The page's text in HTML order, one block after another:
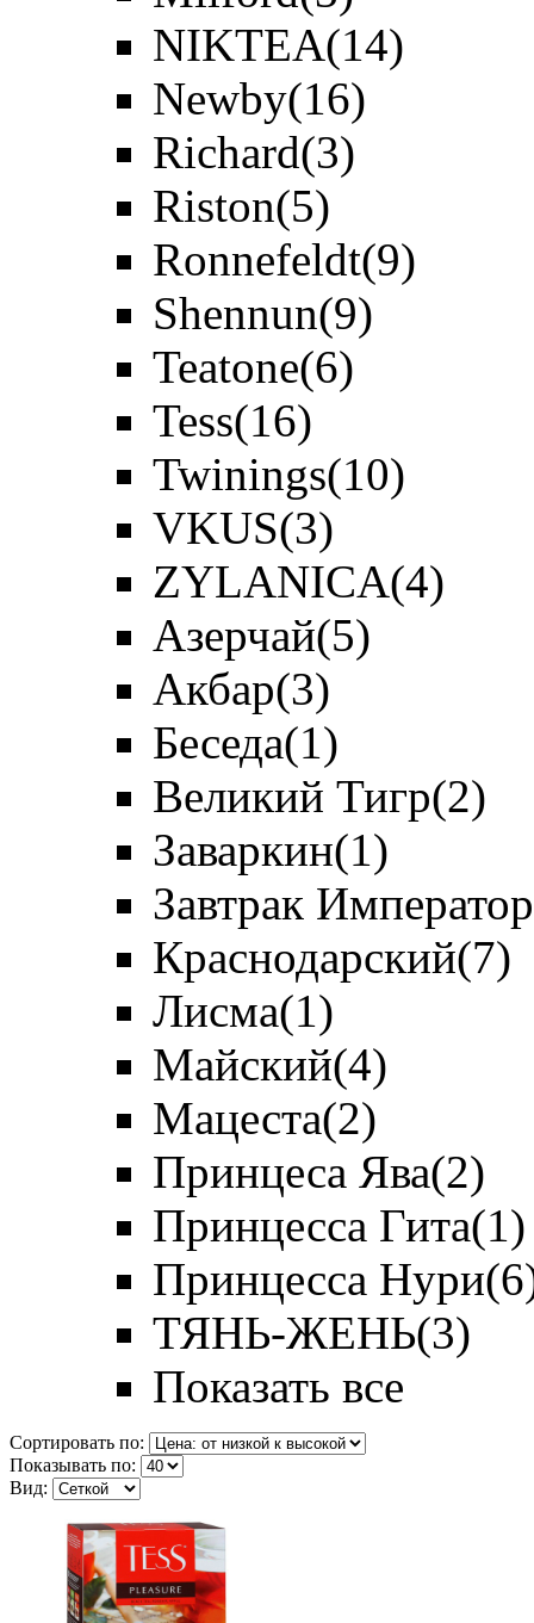
NIKTEA(14)
Newby(16)
Richard(3)
Riston(5)
Ronnefeldt(9)
Shennun(9)
Teatone(6)
Tess(16)
Twinings(10)
VKUS(3)
ZYLANICA(4)
Азерчай(5)
Акбар(3)
Беседа(1)
Великий Тигр(2)
Заваркин(1)
Завтрак
Краснодарский(7)
Лисма(1)
Майский(4)
Мацеста(2)
Принцеса Ява(2)
Принцесса Гита(1)
Принцесса Нури
ТЯНЬ-ЖЕНЬ(3)
Показать все
Сортировать по:
Показывать по:
Вид: